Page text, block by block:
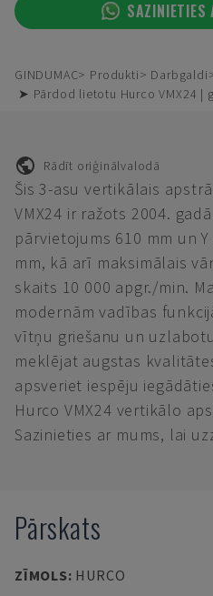
SAZINIETIES
GINDUMAC Produkti
Darbgaldi
➤ Pārdod lietotu Hurco VMX24 |
Rādīt oriģinālvalodā
Šis 3-asu vertikālais
VMX24 ir ražots 2004.
pārvietojums 610 mm un
mm, kā arī maksimālais
skaits 10 000 apgr./min.
modernām vadības
vītņu griešanu un
meklējat augstas
apsveriet iespēju
Hurco VMX24 vertikālo
Sazinieties ar mums, lai
Pārskats
ZĪMOLS: HURCO